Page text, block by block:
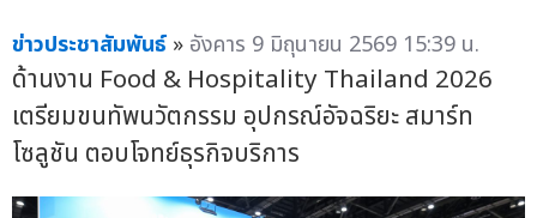
ข่าวประชาสัมพันธ์ » อังคาร 9 มิถุนายน 2569 15:39 น.
ด้านงาน Food & Hospitality Thailand 2026
เตรียมขนทัพนวัตกรรม อุปกรณ์อัจฉริยะ สมาร์ท
โซลูชัน ตอบโจทย์ธุรกิจบริการ